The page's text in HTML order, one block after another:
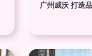
广州威沃 打造